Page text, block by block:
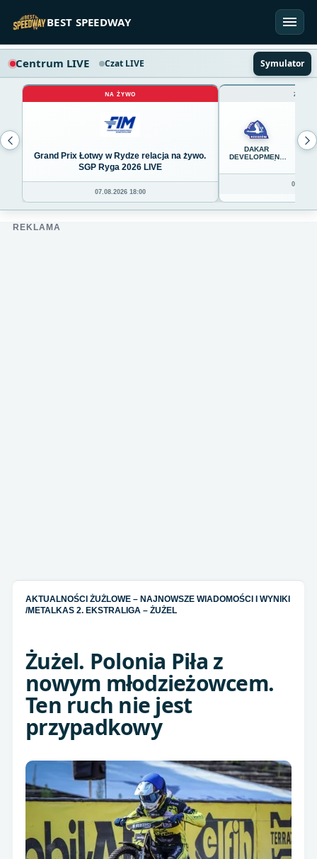
BEST SPEEDWAY
Centrum LIVE Czat LIVE Symulator
NA ŻYWO
Grand Prix Łotwy w Rydze relacja na żywo.
SGP Ryga 2026 LIVE
07.08.2026 18:00
DAKAR
DEVELOPMENT
45
REKLAMA
AKTUALNOŚCI ŻUŻLOWE – NAJNOWSZE WIADOMOŚCI I WYNIKI
/METALKAS 2. EKSTRALIGA – ŻUŻEL
Żużel. Polonia Piła z
nowym młodzieżowcem.
Ten ruch nie jest
przypadkowy